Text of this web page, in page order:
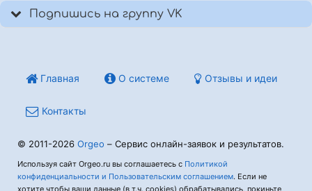
Подпишись на группу VK
Главная О системе Отзывы и идеи
Контакты
© 2011-2026 Orgeo – Сервис онлайн-заявок и результатов.
Используя сайт Orgeo.ru вы соглашаетесь с Политикой
конфиденциальности и Пользовательским соглашением. Если не